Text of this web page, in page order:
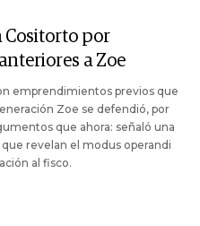
Cositorto por
a Zoe
emprendimientos previos que
Zoe se defendió, por
que ahora: señaló una
revelan el modus operandi
al fisco.